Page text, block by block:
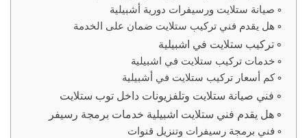
صيانة ستلايت ورسيفرات دورية أشبيلية
هل يقدم فني تركيب ستلايت ضمان على الخدمة
تركيب ستلايت في اشبيلية
خدمات تركيب ستلايت في اشبيلية
كم أسعار تركيب ستلايت في أشبيلية
فني صيانة ستلايت وتلفزيونات داخل توب ستلايت
هل يقدم فني ستلايت اشبيلية خدمات برمجة رسيفر
فني برمجة رسيفرات وتنزيل قنوات